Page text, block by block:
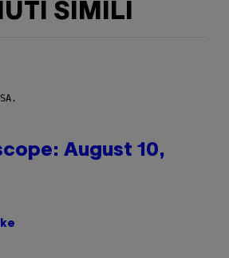
SIMILI
August 10,